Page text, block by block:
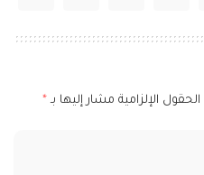
الحقول الإلزامية مشار إليها بـ *